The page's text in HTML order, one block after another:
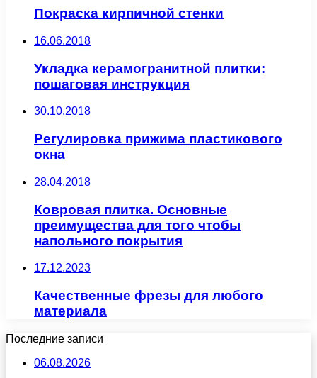
Покраска кирпичной стенки
16.06.2018
Укладка керамогранитной плитки:
пошаговая инструкция
30.10.2018
Регулировка прижима пластикового
окна
28.04.2018
Ковровая плитка. Основные
преимущества для того чтобы
напольного покрытия
17.12.2023
Качественные фрезы для любого
материала
Последние записи
06.08.2026